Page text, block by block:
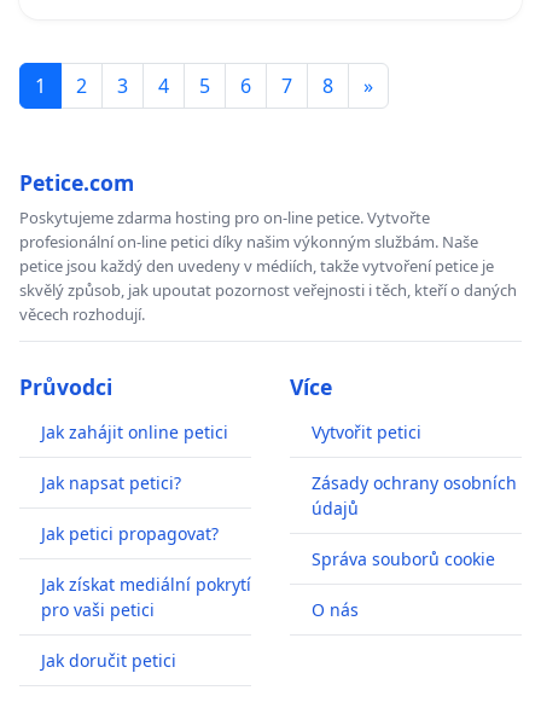
1 2 3 4 5 6 7 8 »
Petice.com
Poskytujeme zdarma hosting pro on-line petice. Vytvořte
profesionální on-line petici díky našim výkonným službám. Naše
petice jsou každý den uvedeny v médiích, takže vytvoření petice je
skvělý způsob, jak upoutat pozornost veřejnosti i těch, kteří o daných
věcech rozhodují.
Průvodci
Jak zahájit online petici
Jak napsat petici?
Jak petici propagovat?
Jak získat mediální pokrytí
pro vaši petici
Jak doručit petici
Více
Vytvořit petici
Zásady ochrany osobních
údajů
Správa souborů cookie
O nás